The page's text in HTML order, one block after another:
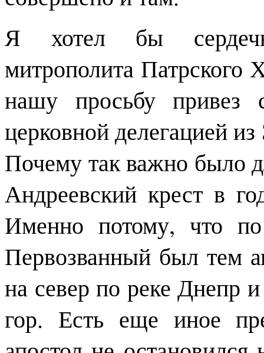
Я хотел бы
митрополита Патрского
нашу просьбу привез
церковной делегацией
Почему так важно было
Андреевский крест в
Именно потому, что
Первозванный был тем
на север по реке Днепр
гор. Есть еще иное